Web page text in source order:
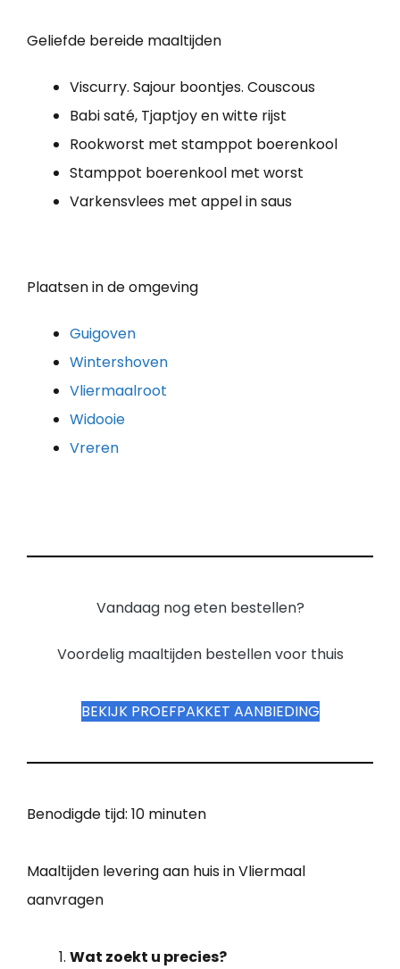
Geliefde bereide maaltijden
Viscurry. Sajour boontjes. Couscous
Babi saté, Tjaptjoy en witte rijst
Rookworst met stamppot boerenkool
Stamppot boerenkool met worst
Varkensvlees met appel in saus
Plaatsen in de omgeving
Guigoven
Wintershoven
Vliermaalroot
Widooie
Vreren
Vandaag nog eten bestellen?
Voordelig maaltijden bestellen voor thuis
BEKIJK PROEFPAKKET AANBIEDING
Benodigde tijd: 10 minuten
Maaltijden levering aan huis in Vliermaal
aanvragen
Wat zoekt u precies?